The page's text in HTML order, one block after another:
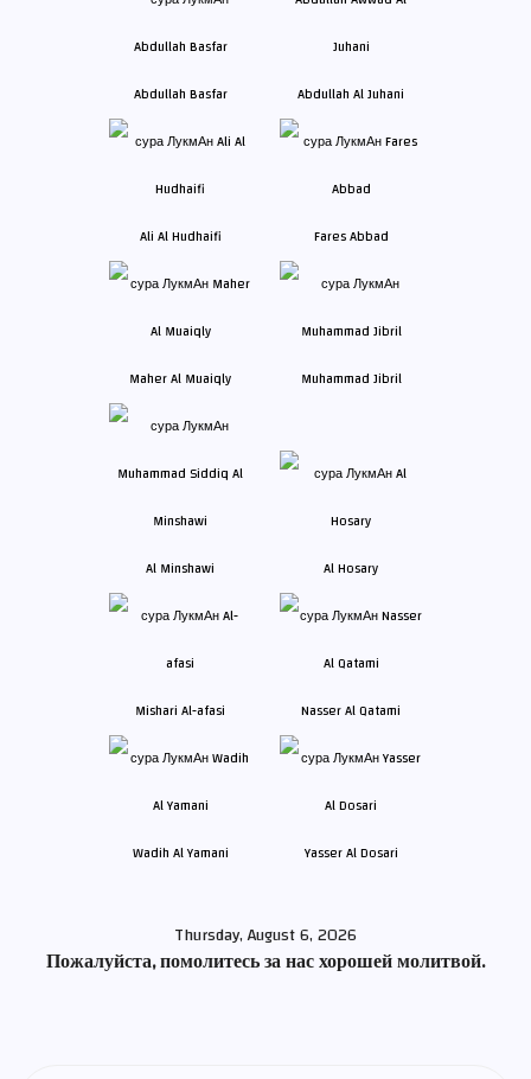
Abdullah Basfar Abdullah Al Juhani
Ali Al Hudhaifi Fares Abbad
Maher Al Muaiqly Muhammad Jibril
Al Minshawi Al Hosary
Mishari Al-afasi Nasser Al Qatami
Wadih Al Yamani Yasser Al Dosari
Thursday, August 6, 2026
Пожалуйста, помолитесь за нас хорошей молитвой.